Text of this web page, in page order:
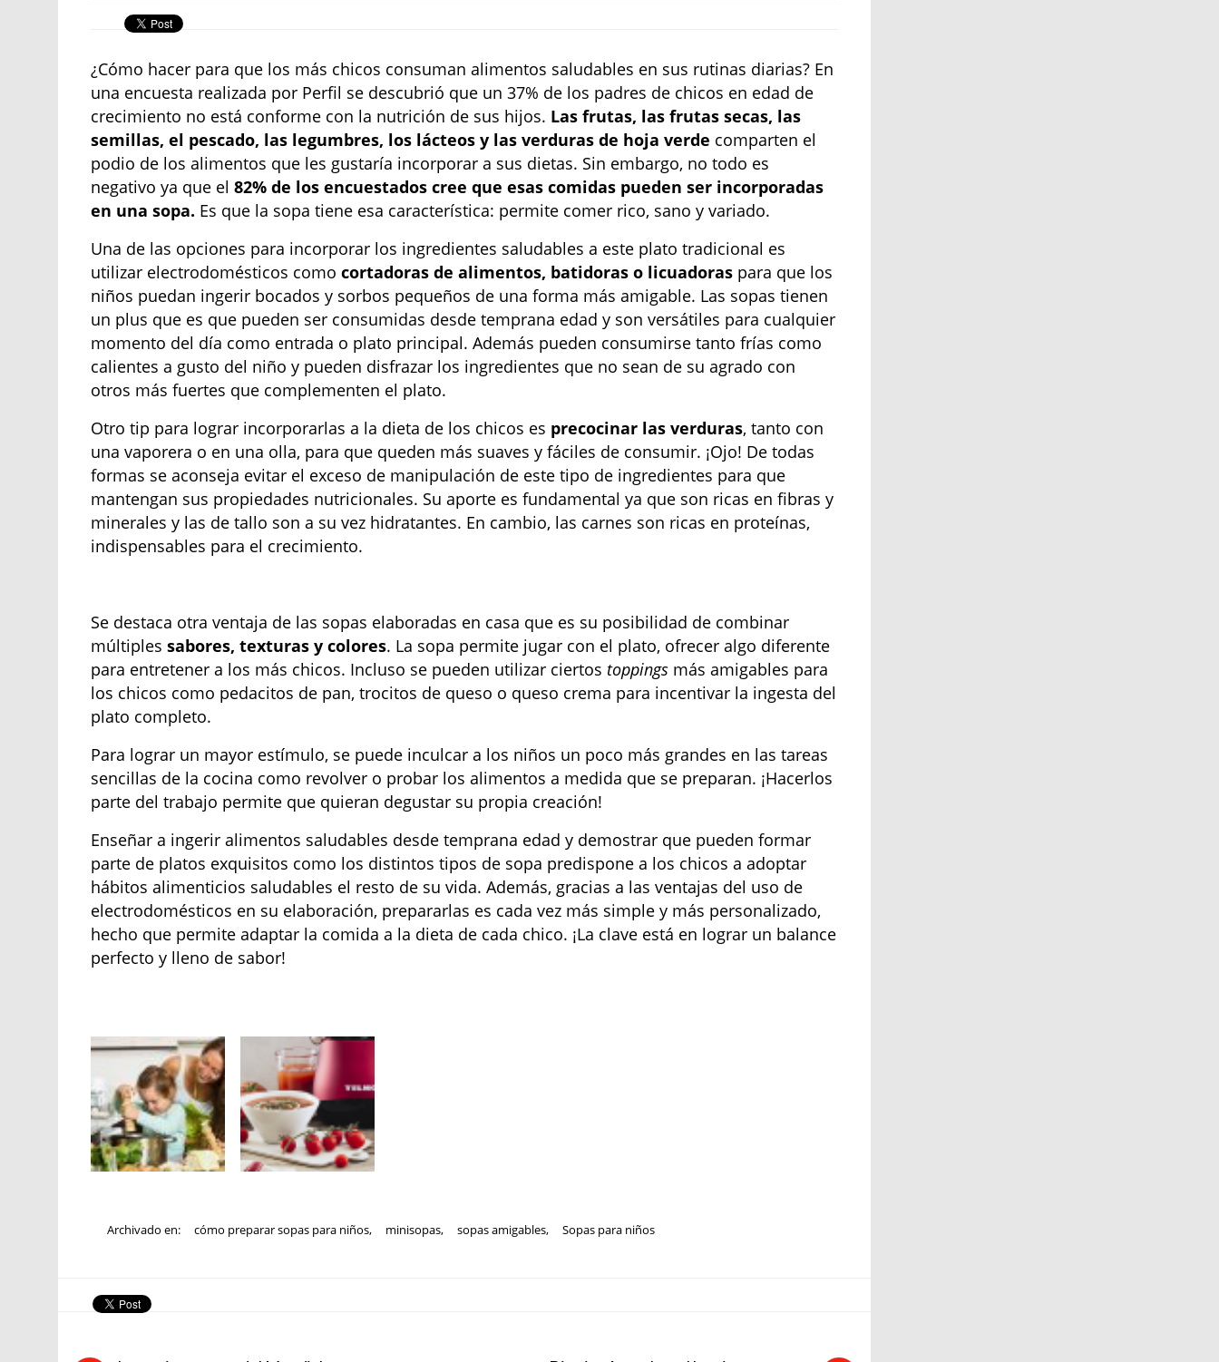
¿Cómo hacer para que los más chicos consuman alimentos saludables en sus rutinas diarias? En
una encuesta realizada por Perfil se descubrió que un 37% de los padres de chicos en edad de
crecimiento no está conforme con la nutrición de sus hijos. Las frutas, las frutas secas, las
semillas, el pescado, las legumbres, los lácteos y las verduras de hoja verde comparten el
podio de los alimentos que les gustaría incorporar a sus dietas. Sin embargo, no todo es
negativo ya que el82% de los encuestados cree que esas comidas pueden ser incorporadas
en una sopa. Es que la sopa tiene esa característica: permite comer rico, sano y variado.
Una de las opciones para incorporar los ingredientes saludables a este plato tradicional es
utilizar electrodomésticos comocortadoras de alimentos, batidoras o licuadoras para que los
niños puedan ingerir bocados y sorbos pequeños de una forma más amigable. Las sopas tienen
un plus que es que pueden ser consumidas desde temprana edad y son versátiles para cualquier
momento del día como entrada o plato principal. Además pueden consumirse tanto frías como
calientes a gusto del niño y pueden disfrazar los ingredientes que no sean de su agrado con
otros más fuertes que complementen el plato.
Otro tip para lograr incorporarlas a la dieta de los chicos es precocinar las verduras, tanto con
una vaporera o en una olla, para que queden más suaves y fáciles de consumir. ¡Ojo! De todas
formas se aconseja evitar el exceso de manipulación de este tipo de ingredientes para que
mantengan sus propiedades nutricionales. Su aporte es fundamental ya que son ricas en fibras y
minerales y las de tallo son a su vez hidratantes. En cambio, las carnes son ricas en proteínas,
indispensables para el crecimiento.
Se destaca otra ventaja de las sopas elaboradas en casa que es su posibilidad de combinar
múltiplessabores, texturas y colores. La sopa permite jugar con el plato, ofrecer algo diferente
para entretener a los más chicos. Incluso se pueden utilizar ciertos toppings más amigables para
los chicos como pedacitos de pan, trocitos de queso o queso crema para incentivar la ingesta del
plato completo.
Para lograr un mayor estímulo, se puede inculcar a los niños un poco más grandes en las tareas
sencillas de la cocina como revolver o probar los alimentos a medida que se preparan. ¡Hacerlos
parte del trabajo permite que quieran degustar su propia creación!
Enseñar a ingerir alimentos saludables desde temprana edad y demostrar que pueden formar
parte de platos exquisitos como los distintos tipos de sopa predispone a los chicos a adoptar
hábitos alimenticios saludables el resto de su vida. Además, gracias a las ventajas del uso de
electrodomésticos en su elaboración, prepararlas es cada vez más simple y más personalizado,
hecho que permite adaptar la comida a la dieta de cada chico. ¡La clave está en lograr un balance
perfecto y lleno de sabor!
Archivado en: cómo preparar sopas para niños, minisopas, sopas amigables, Sopas para niños